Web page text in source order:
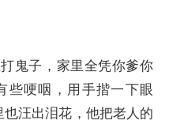
鬼子，家里全凭你爹你
些哽咽，用手揩一下眼
汪出泪花，他把老人的